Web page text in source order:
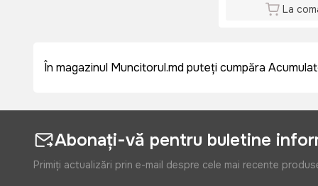
La
În magazinul Muncitorul.md puteți cumpăra
Abonați-vă pentru buletine
Primiți actualizări prin e-mail despre cele mai recente